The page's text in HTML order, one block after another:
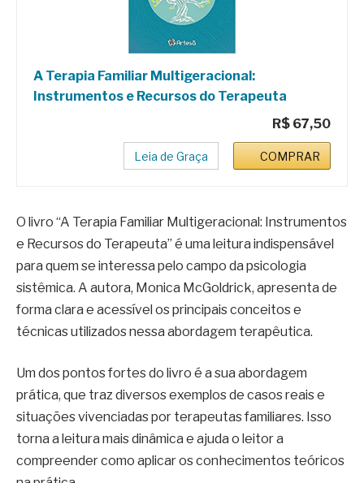
A Terapia Familiar Multigeracional:
Instrumentos e Recursos do Terapeuta
R$ 67,50
Leia de Graça COMPRAR
O livro “A Terapia Familiar Multigeracional: Instrumentos
e Recursos do Terapeuta” é uma leitura indispensável
para quem se interessa pelo campo da psicologia
sistêmica. A autora, Monica McGoldrick, apresenta de
forma clara e acessível os principais conceitos e
técnicas utilizados nessa abordagem terapêutica.
Um dos pontos fortes do livro é a sua abordagem
prática, que traz diversos exemplos de casos reais e
situações vivenciadas por terapeutas familiares. Isso
torna a leitura mais dinâmica e ajuda o leitor a
compreender como aplicar os conhecimentos teóricos